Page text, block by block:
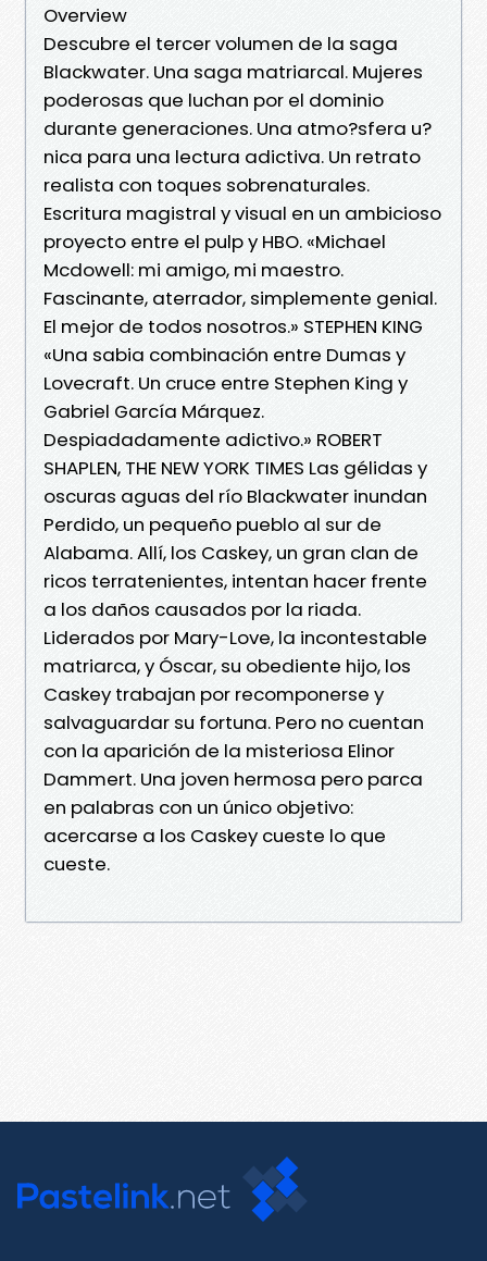
Overview
Descubre el tercer volumen de la saga
Blackwater. Una saga matriarcal. Mujeres
poderosas que luchan por el dominio
durante generaciones. Una atmo?sfera u?
nica para una lectura adictiva. Un retrato
realista con toques sobrenaturales.
Escritura magistral y visual en un ambicioso
proyecto entre el pulp y HBO. «Michael
Mcdowell: mi amigo, mi maestro.
Fascinante, aterrador, simplemente genial.
El mejor de todos nosotros.» STEPHEN KING
«Una sabia combinación entre Dumas y
Lovecraft. Un cruce entre Stephen King y
Gabriel García Márquez.
Despiadadamente adictivo.» ROBERT
SHAPLEN, THE NEW YORK TIMES Las gélidas y
oscuras aguas del río Blackwater inundan
Perdido, un pequeño pueblo al sur de
Alabama. Allí, los Caskey, un gran clan de
ricos terratenientes, intentan hacer frente
a los daños causados por la riada.
Liderados por Mary-Love, la incontestable
matriarca, y Óscar, su obediente hijo, los
Caskey trabajan por recomponerse y
salvaguardar su fortuna. Pero no cuentan
con la aparición de la misteriosa Elinor
Dammert. Una joven hermosa pero parca
en palabras con un único objetivo:
acercarse a los Caskey cueste lo que
cueste.